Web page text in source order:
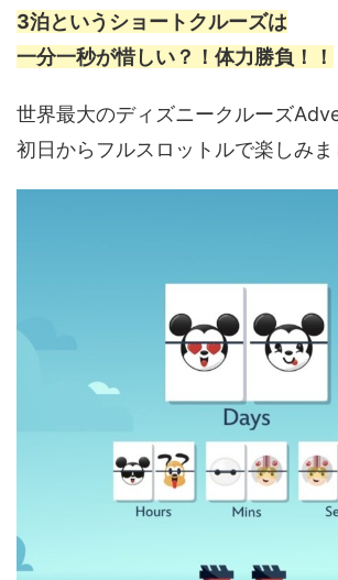
3泊というショートクルーズは
一分一秒が惜しい？！体力勝負！！
世界最大のディズニークルーズ
初日からフルスロットルで楽しみま